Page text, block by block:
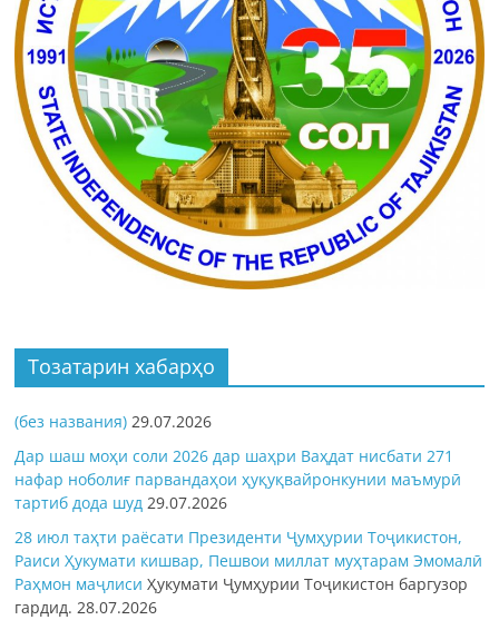
Тозатарин хабарҳо
(без названия) 29.07.2026
Дар шаш моҳи соли 2026 дар шаҳри Ваҳдат нисбати 271
нафар ноболиғ парвандаҳои ҳуқуқвайронкунии маъмурӣ
тартиб дода шуд 29.07.2026
28 июл таҳти раёсати Президенти Ҷумҳурии Тоҷикистон,
Раиси Ҳукумати кишвар, Пешвои миллат муҳтарам Эмомалӣ
Раҳмон маҷлисиҲукумати Ҷумҳурии Тоҷикистон баргузор
гардид.28.07.2026